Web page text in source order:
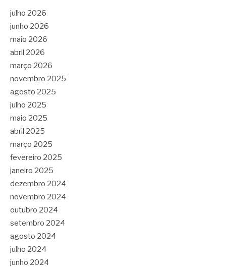
julho 2026
junho 2026
maio 2026
abril 2026
março 2026
novembro 2025
agosto 2025
julho 2025
maio 2025
abril 2025
março 2025
fevereiro 2025
janeiro 2025
dezembro 2024
novembro 2024
outubro 2024
setembro 2024
agosto 2024
julho 2024
junho 2024